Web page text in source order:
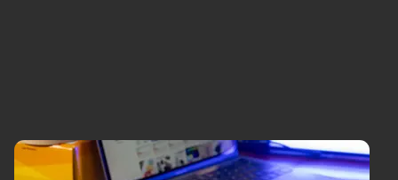
Agronegócios
Comportamento
Meio Ambiente